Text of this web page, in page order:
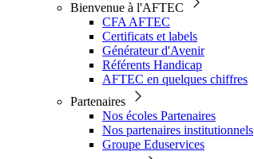
Bienvenue à l'AFTEC
CFA AFTEC
Certificats et labels
Générateur d'Avenir
Référents Handicap
AFTEC en quelques chiffres
Partenaires
Nos écoles Partenaires
Nos partenaires institutionnels
Groupe Eduservices